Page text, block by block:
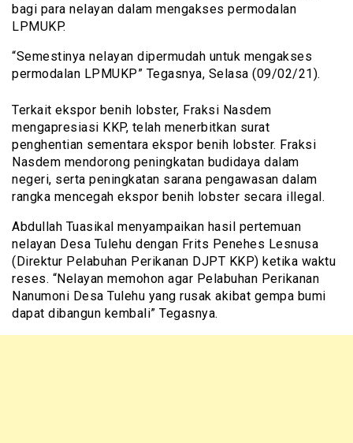
bagi para nelayan dalam mengakses permodalan
LPMUKP.
“Semestinya nelayan dipermudah untuk mengakses
permodalan LPMUKP” Tegasnya, Selasa (09/02/21).
Terkait ekspor benih lobster, Fraksi Nasdem
mengapresiasi KKP, telah menerbitkan surat
penghentian sementara ekspor benih lobster. Fraksi
Nasdem mendorong peningkatan budidaya dalam
negeri, serta peningkatan sarana pengawasan dalam
rangka mencegah ekspor benih lobster secara illegal.
Abdullah Tuasikal menyampaikan hasil pertemuan
nelayan Desa Tulehu dengan Frits Penehes Lesnusa
(Direktur Pelabuhan Perikanan DJPT KKP) ketika waktu
reses. “Nelayan memohon agar Pelabuhan Perikanan
Nanumoni Desa Tulehu yang rusak akibat gempa bumi
dapat dibangun kembali” Tegasnya.